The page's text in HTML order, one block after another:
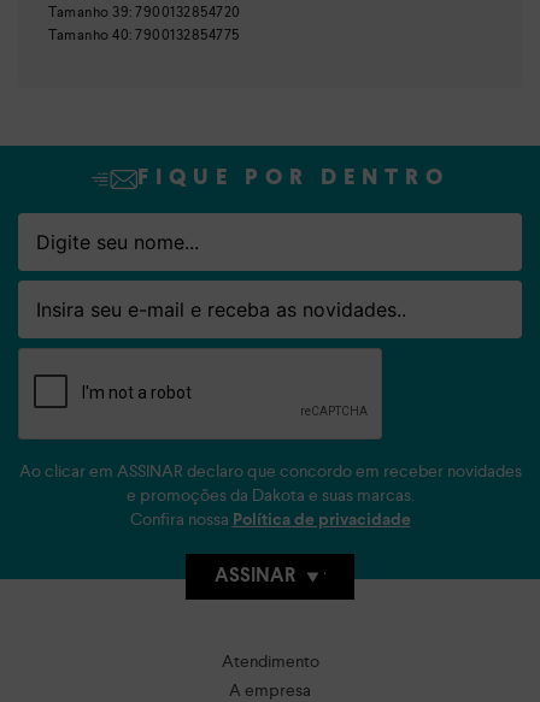
Tamanho 39:7900132854720
Tamanho40:7900132854775
FIQUE POR DENTRO
Nome
Email
Ao clicar em ASSINAR declaro que concordo em receber novidades
e promoções da Dakota e suas marcas.
Confira nossa Política de privacidade
ASSINAR
Atendimento
A empresa